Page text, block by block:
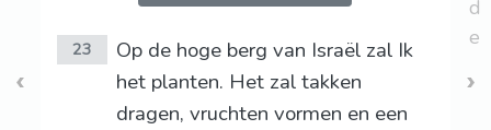
23
Op de hoge berg van Israël zal Ik
het planten. Het zal takken
dragen, vruchten vormen en een
d
e